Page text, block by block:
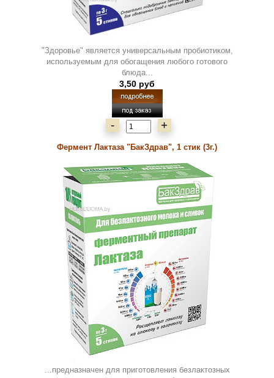
"Здоровье" является универсальным пробиотиком,
используемым для обогащения любого готового
блюда...
3,50 руб
- +
Фермент Лактаза "БакЗдрав", 1 стик (3г.)
...предназначен для приготовления безлактозных